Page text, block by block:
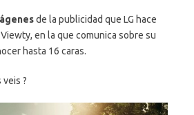
de la publicidad que LG hace
en la que comunica sobre su
hasta 16 caras.
veis ?